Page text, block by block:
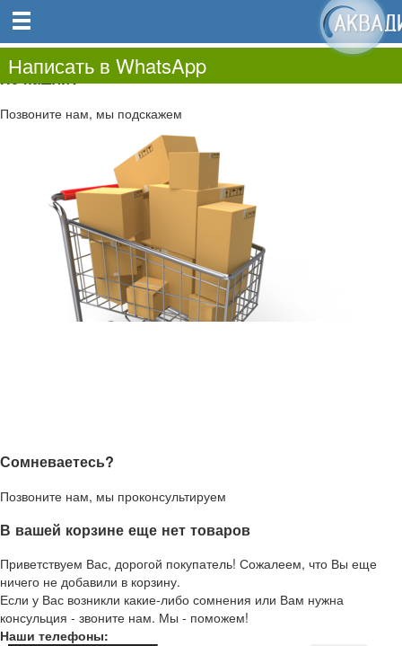
0.00
0
Не нашли?
Позвоните нам, мы подскажем
Сомневаетесь?
Позвоните нам, мы проконсультируем
В вашей корзине еще нет товаров
Приветствуем Вас, дорогой покупатель! Сожалеем, что Вы еще
ничего не добавили в корзину.
Если у Вас возникли какие-либо сомнения или Вам нужна
консульция - звоните нам. Мы - поможем!
Наши телефоны:
Написать в WhatsApp